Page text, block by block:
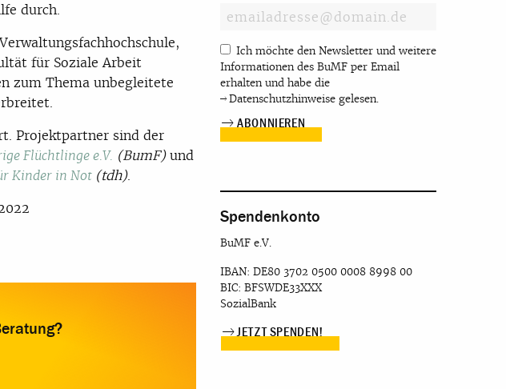
durch.
für Soziale Arbeit
zum Thema unbegleitete
Projektpartner sind der
Flüchtlinge e.V. (BumF)und
Kinder in Not (tdh).
Ich möchte den Newsletter und weitere
Informationen des BuMF per Email
erhalten und habe die
Datenschutzhinweise gelesen.
Spendenkonto
BuMF e.V.
IBAN: DE80 3702 0500 0008 8998 00
BIC: BFSWDE33XXX
SozialBank
JETZT SPENDEN!